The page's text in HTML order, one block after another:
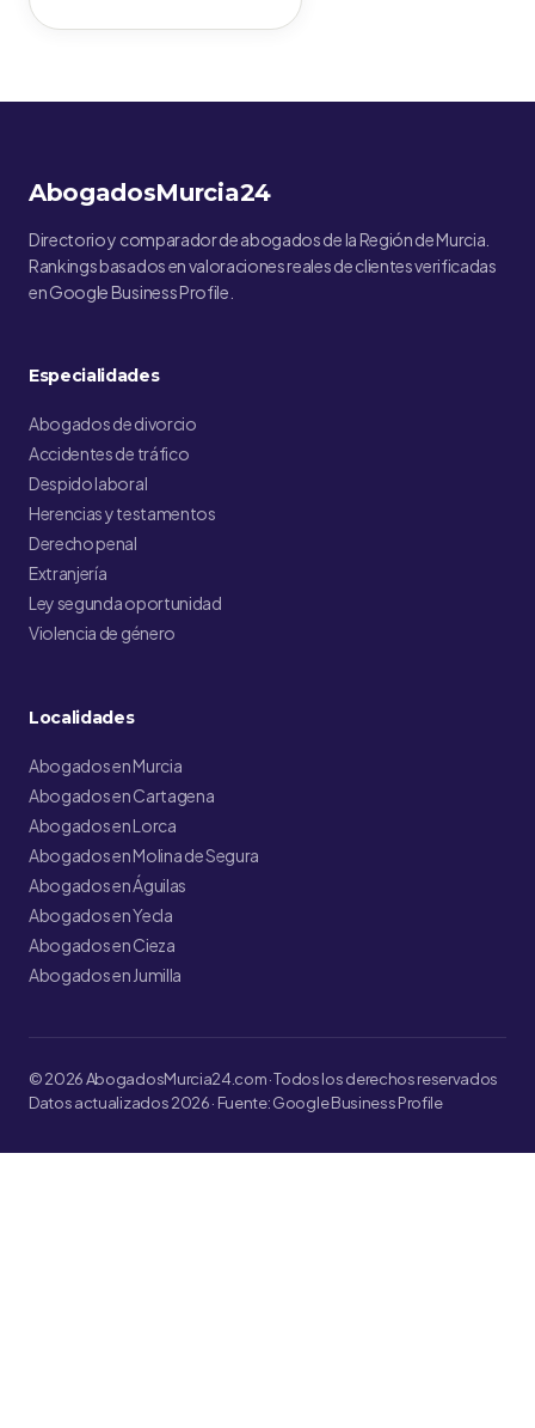
AbogadosMurcia24
Directorio y comparador de abogados de la Región de Murcia.
Rankings basados en valoraciones reales de clientes verificadas
en Google Business Profile.
Especialidades
Abogados de divorcio
Accidentes de tráfico
Despido laboral
Herencias y testamentos
Derecho penal
Extranjería
Ley segunda oportunidad
Violencia de género
Localidades
Abogados en Murcia
Abogados en Cartagena
Abogados en Lorca
Abogados en Molina de Segura
Abogados en Águilas
Abogados en Yecla
Abogados en Cieza
Abogados en Jumilla
© 2026 AbogadosMurcia24.com · Todos los derechos reservados
Datos actualizados 2026 · Fuente: Google Business Profile